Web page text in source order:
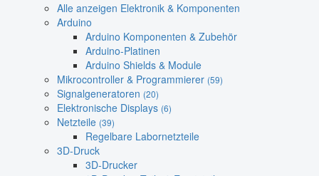
Alle anzeigen Elektronik & Komponenten
Arduino
Arduino Komponenten & Zubehör
Arduino-Platinen
Arduino Shields & Module
Mikrocontroller & Programmierer (59)
Signalgeneratoren (20)
Elektronische Displays (6)
Netzteile (39)
Regelbare Labornetzteile
3D-Druck
3D-Drucker